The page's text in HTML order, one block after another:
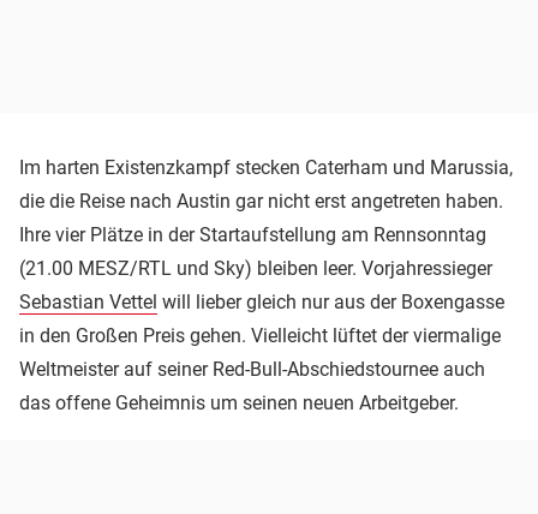
Im harten Existenzkampf stecken Caterham und Marussia,
die die Reise nach Austin gar nicht erst angetreten haben.
Ihre vier Plätze in der Startaufstellung am Rennsonntag
(21.00 MESZ/RTL und Sky) bleiben leer. Vorjahressieger
Sebastian Vettel will lieber gleich nur aus der Boxengasse
in den Großen Preis gehen. Vielleicht lüftet der viermalige
Weltmeister auf seiner Red-Bull-Abschiedstournee auch
das offene Geheimnis um seinen neuen Arbeitgeber.